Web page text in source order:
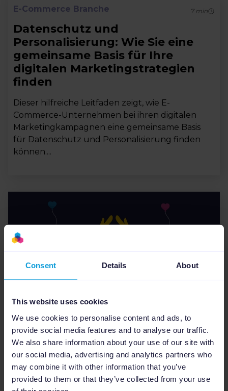
Consent Details About
This website uses cookies
We use cookies to personalise content and ads, to
provide social media features and to analyse our traffic.
We also share information about your use of our site with
our social media, advertising and analytics partners who
may combine it with other information that you’ve
provided to them or that they’ve collected from your use
E-Commerce Branche 7min
Datenschutz und
Personalisierung: Wie Sie eine
gemeinsame Basis für Ihre
digitalen Marketingstrategien
finden
Dieser hilfreiche Leitfaden zeigt, wie E-
Commerce-Unternehmen bei ihren digitalen
Marketingkampagnen eine gemeinsame Basis
für Datenschutz und Personalisierung finden
können....
E-Commerce Branche
Valentinstag ist nicht nur für
Verliebte [infographic]
Channable hilt Ihnen dabei, Ihren Webshop
rechtzeitig für das nächste wichtige Datum im E-
Commerce vorzubereiten: Valentinstag! Nicht